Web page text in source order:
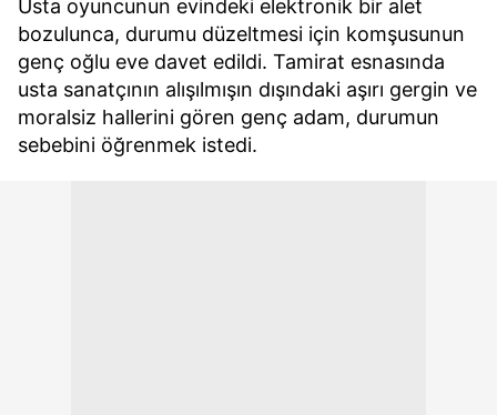
Usta oyuncunun evindeki elektronik bir alet
bozulunca, durumu düzeltmesi için komşusunun
genç oğlu eve davet edildi. Tamirat esnasında
usta sanatçının alışılmışın dışındaki aşırı gergin ve
moralsiz hallerini gören genç adam, durumun
sebebini öğrenmek istedi.